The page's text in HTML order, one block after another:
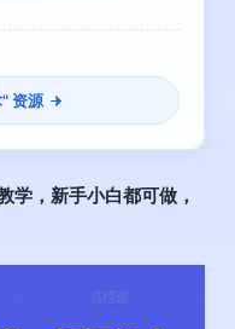
" 资源
学，新手小白都可做，